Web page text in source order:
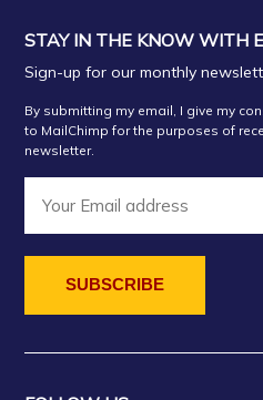
STAY IN THE KNOW WITH
Sign-up for our monthly
By submitting my email, I give my
to MailChimp for the purposes of
newsletter.